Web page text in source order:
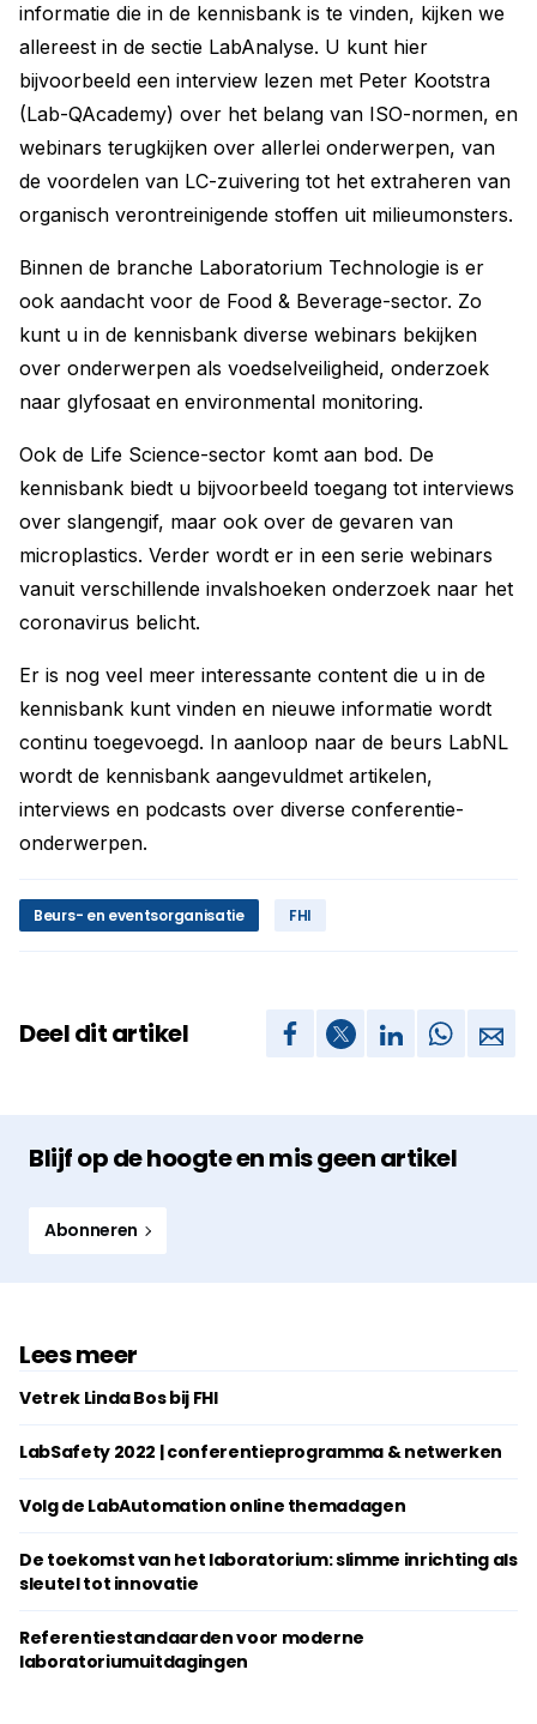
informatie die in de kennisbank is te vinden, kijken we
allereest in de sectie LabAnalyse. U kunt hier
bijvoorbeeld een interview lezen met Peter Kootstra
(Lab-QAcademy) over het belang van ISO-normen, en
webinars terugkijken over allerlei onderwerpen, van
de voordelen van LC-zuivering tot het extraheren van
organisch verontreinigende stoffen uit milieumonsters.
Binnen de branche Laboratorium Technologie is er
ook aandacht voor de Food & Beverage-sector. Zo
kunt u in de kennisbank diverse webinars bekijken
over onderwerpen als voedselveiligheid, onderzoek
naar glyfosaat en environmental monitoring.
Ook de Life Science-sector komt aan bod. De
kennisbank biedt u bijvoorbeeld toegang tot interviews
over slangengif, maar ook over de gevaren van
microplastics. Verder wordt er in een serie webinars
vanuit verschillende invalshoeken onderzoek naar het
coronavirus belicht.
Er is nog veel meer interessante content die u in de
kennisbank kunt vinden en nieuwe informatie wordt
continu toegevoegd. In aanloop naar de beurs LabNL
wordt de kennisbank aangevuldmet artikelen,
interviews en podcasts over diverse conferentie-
onderwerpen.
Beurs- en eventsorganisatie FHI
Deel dit artikel
Blijf op de hoogte en mis geen artikel
Abonneren
Lees meer
Vetrek Linda Bos bij FHI
LabSafety 2022 | conferentieprogramma & netwerken
Volg de LabAutomation online themadagen
De toekomst van het laboratorium: slimme inrichting als
sleutel tot innovatie
Referentiestandaarden voor moderne
laboratoriumuitdagingen